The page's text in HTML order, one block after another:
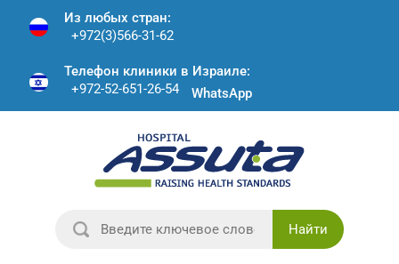
Из любых стран:
+972(3)566-31-62
Телефон клиники в Израиле:
+972-52-651-26-54
WhatsApp
Найти